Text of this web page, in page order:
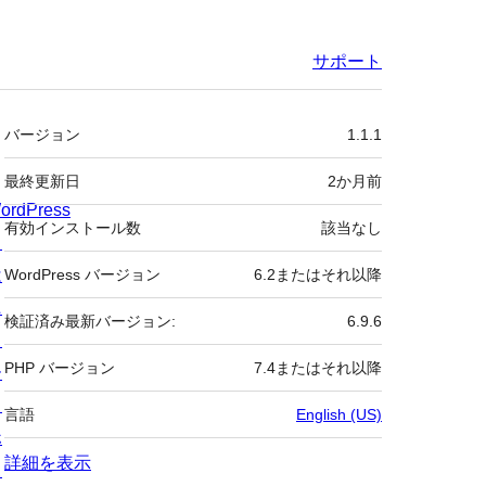
サポート
メ
タ
バージョン 1.1.1
最終更新日 2か月前
有効インストール数 該当なし
WordPress バージョン 6.2またはそれ以降
検証済み最新バージョン: 6.9.6
PHP バージョン 7.4またはそれ以降
言語 English (US)
詳細を表示